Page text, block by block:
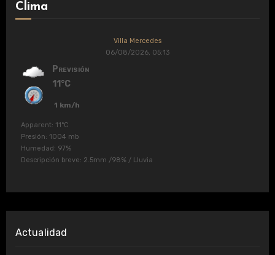
Clima
Villa Mercedes
06/08/2026, 05:13
Previsión
11°C
1 km/h
Apparent: 11°C
Presión: 1004 mb
Humedad: 97%
Descripción breve: 2.5mm /98% / Lluvia
Actualidad